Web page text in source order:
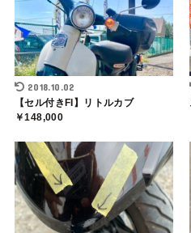
2018.10.02
【セル付きFI】リトルカブ
￥148,000